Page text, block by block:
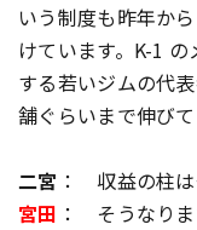
いう制度も昨年か
けています。K-1
する若いジムの代
舗ぐらいまで伸びて
二宮 ： 収益の柱
宮田 ： そうなり